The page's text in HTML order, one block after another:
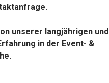
unserer langjährigen und
in der Event- &